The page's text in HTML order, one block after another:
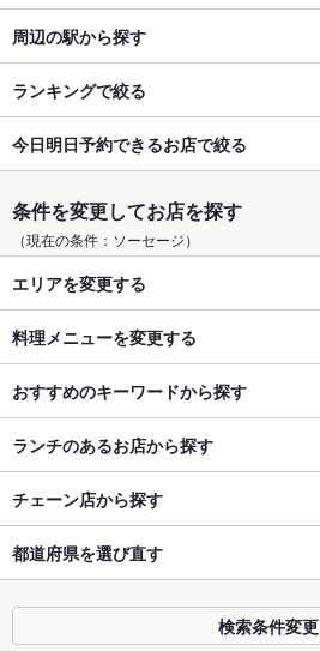
周辺の駅から探す
ランキングで絞る
今日明日予約できるお店で絞る
条件を変更してお店を探す
（現在の条件：ソーセージ）
エリアを変更する
料理メニューを変更する
おすすめのキーワードから探す
ランチのあるお店から探す
チェーン店から探す
都道府県を選び直す
検索条件変更